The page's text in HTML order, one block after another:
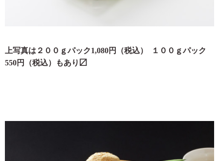
上写真は２００ｇパック1,080円（税込） １ ００ｇパック
550円（税込）もあり〼